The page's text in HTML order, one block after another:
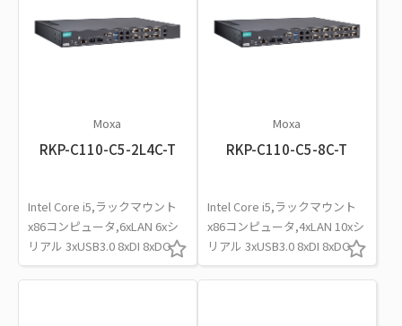
Moxa
RKP-C110-C5-2L4C-T
Intel Core i5,ラックマウント
x86コンピュータ,6xLAN 6xシ
リアル 3xUSB3.0 8xDI 8xDO
Moxa
RKP-C110-C5-8C-T
Intel Core i5,ラックマウント
x86コンピュータ,4xLAN 10xシ
リアル 3xUSB3.0 8xDI 8xDO